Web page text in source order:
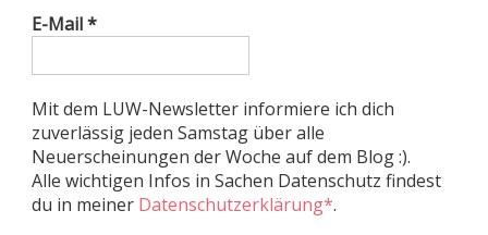
E-Mail*
Mit dem LUW-Newsletter informiere ich dich
zuverlässig jeden Samstag über alle
Neuerscheinungen der Woche auf dem Blog :).
Alle wichtigen Infos in Sachen Datenschutz findest
du in meiner Datenschutzerklärung*.